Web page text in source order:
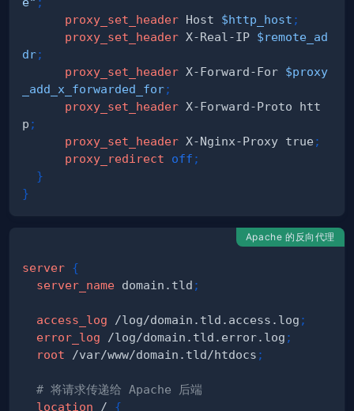
proxy_set_header Host $http_host ;
proxy_set_header X-Real-IP $remote_ad
dr;
proxy_set_header X-Forward-For $proxy
_add_x_forwarded_for;
proxy_set_header X-Forward-Proto htt
p ;
proxy_set_header X-Nginx-Proxy true ;
proxy_redirect
off ;
}
}
Apache 的反向代理
server {
server_name domain.tld ;
access_log /log/domain.tld.access.log ;
error_log /log/domain.tld.error.log ;
root /var/www/domain.tld/htdocs ;
# 将请求传递给 Apache 后端
location /
{